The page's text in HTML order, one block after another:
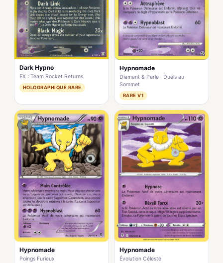
Dark Hypno
EX : Team Rocket Returns
HOLOGRAPHIQUE RARE
Hypnomade
Diamant & Perle : Duels au
Sommet
RARE V1
Hypnomade
Poings Furieux
Hypnomade
Évolution Céleste